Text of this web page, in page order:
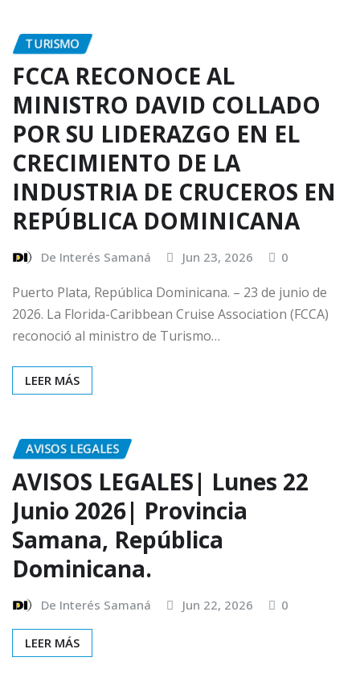
TURISMO
FCCA RECONOCE AL
MINISTRO DAVID COLLADO
POR SU LIDERAZGO EN EL
CRECIMIENTO DE LA
INDUSTRIA DE CRUCEROS EN
REPÚBLICA DOMINICANA
De Interés Samaná Jun 23, 2026 0
Puerto Plata, República Dominicana. – 23 de junio de
2026. La Florida-Caribbean Cruise Association (FCCA)
reconoció al ministro de Turismo…
LEER MÁS
AVISOS LEGALES
AVISOS LEGALES| Lunes 22
Junio 2026| Provincia
Samana, República
Dominicana.
De Interés Samaná Jun 22, 2026 0
LEER MÁS